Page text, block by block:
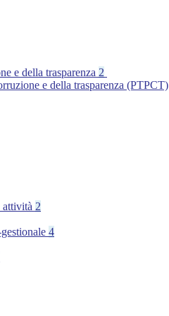
e della trasparenza 2
e della trasparenza (PTPCT)
attività 2
4